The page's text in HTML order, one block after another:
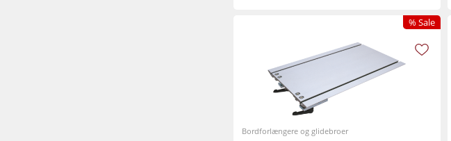
Friskluftsudsugere
Renluft udsugningssystemer & spånsuger Fremtrækapparater
F4Solutions software
Automatisering & materialehåndtering
% Sale
Bordforlængere og glidebroer